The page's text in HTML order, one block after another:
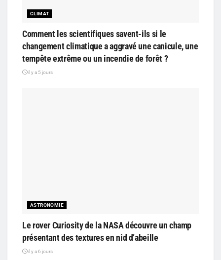
CLIMAT
Comment les scientifiques savent-ils si le
changement climatique a aggravé une canicule, une
tempête extrême ou un incendie de forêt ?
il y a 5 jours
ASTRONOMIE
Le rover Curiosity de la NASA découvre un champ
présentant des textures en nid d’abeille
il y a 6 jours